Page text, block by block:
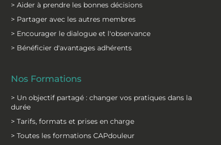
> Aider à prendre les bonnes décisions
> Partager avec les autres membres
> Encourager le dialogue et l'observance
> Bénéficier d'avantages adhérents
Nos Formations
> Un objectif partagé : changer vos pratiques dans la
durée
> Tarifs, formats et prises en charge
> Toutes les formations CAPdouleur